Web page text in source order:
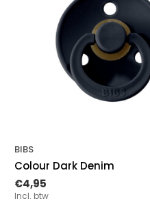
BIBS
Colour Dark Denim
€4,95
Incl. btw